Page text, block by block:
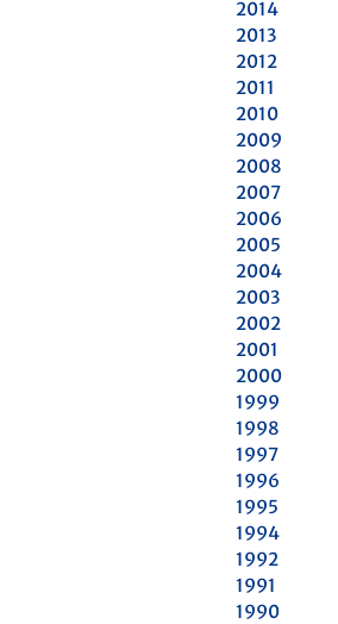
2014
2013
2012
2011
2010
2009
2008
2007
2006
2005
2004
2003
2002
2001
2000
1999
1998
1997
1996
1995
1994
1992
1991
1990